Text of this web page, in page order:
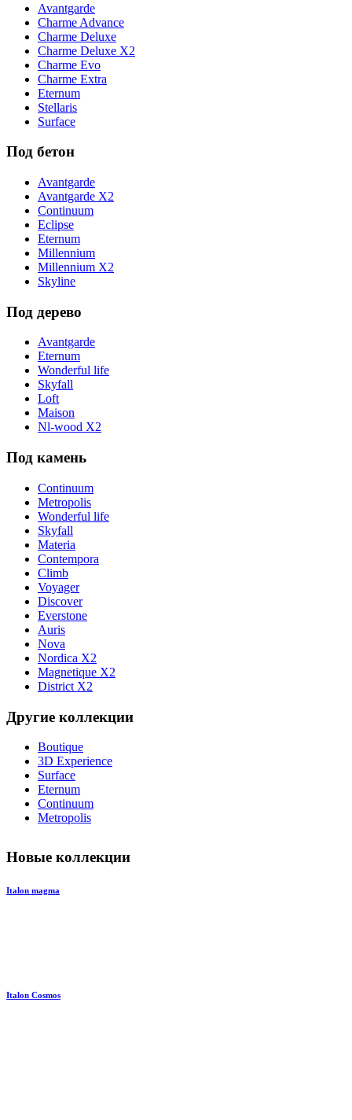
Avantgarde
Charme Advance
Charme Deluxe
Charme Deluxe X2
Charme Evo
Charme Extra
Eternum
Stellaris
Surface
Под бетон
Avantgarde
Avantgarde X2
Continuum
Eclipse
Eternum
Millennium
Millennium X2
Skyline
Под дерево
Avantgarde
Eternum
Wonderful life
Skyfall
Loft
Maison
Nl-wood X2
Под камень
Continuum
Metropolis
Wonderful life
Skyfall
Materia
Contempora
Climb
Voyager
Discover
Everstone
Auris
Nova
Nordica X2
Magnetique X2
District X2
Другие коллекции
Boutique
3D Experience
Surface
Eternum
Continuum
Metropolis
Новые коллекции
Italon magma
Italon Cosmos